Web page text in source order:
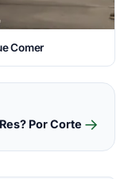
Comer
Por Corte →